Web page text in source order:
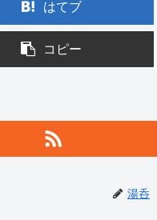
はてブ
コピー
湯呑